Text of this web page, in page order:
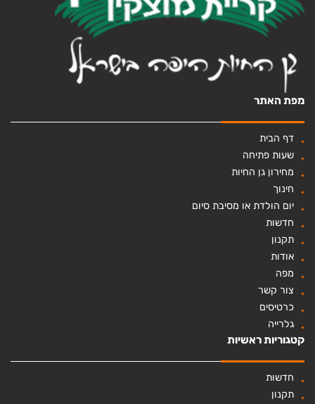
מפת האתר
דף הבית
שעות פתיחה
מחירון גן החיות
חינוך
יום הולדת או מסיבת סיום
חדשות
תקנון
אודות
מפה
צור קשר
כרטיסים
גלרייה
קטגוריות ראשיות
חדשות
תקנון